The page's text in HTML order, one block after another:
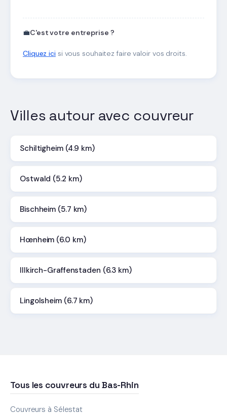
💼C'est votre entreprise ?
Cliquez icisi vous souhaitez faire valoir vos droits.
Villes autour avec couvreur
Schiltigheim (4.9 km)
Ostwald (5.2 km)
Bischheim (5.7 km)
Hœnheim (6.0 km)
Illkirch-Graffenstaden (6.3 km)
Lingolsheim (6.7 km)
Tous les couvreurs du Bas-Rhin
Couvreurs à Sélestat